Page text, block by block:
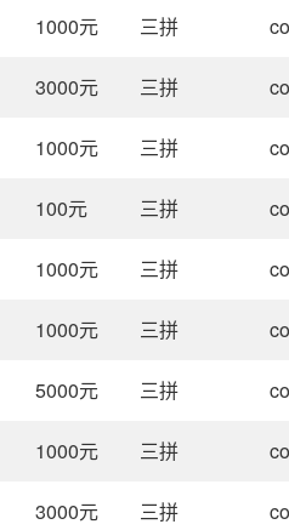
1000元 三拼
3000元 三拼
1000元 三拼
100元 三拼
1000元 三拼
1000元 三拼
5000元 三拼
1000元 三拼
3000元 三拼